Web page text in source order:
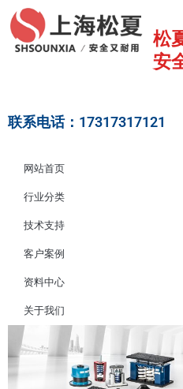
至
松
安
联系电话：17317317121
网站首页
行业分类
技术支持
客户案例
资料中心
关于我们